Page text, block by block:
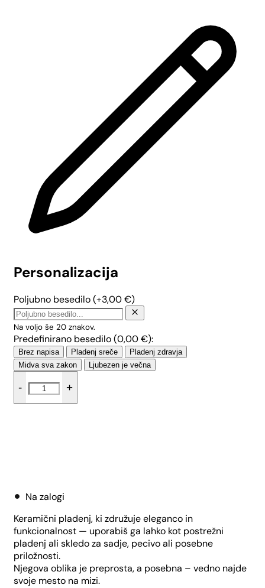
Personalizacija
Poljubno besedilo(+3,00€)
Na voljo še 20 znakov.
Predefinirano besedilo (0,00€):
Brez napisa Pladenj sreče
Pladenj zdravja
Midva sva zakon
Ljubezen je večna
-
Male
+
Na zalogi
Keramični pladenj, ki združuje eleganco in
funkcionalnost — uporabiš ga lahko kot postrežni
pladenj ali skledo za sadje, pecivo ali posebne
priložnosti.
Njegova oblika je preprosta, a posebna – vedno najde
svoje mesto na mizi.